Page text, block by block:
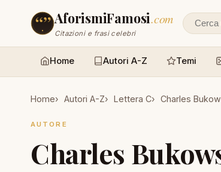
AforismiFamosi.com
Citazioni e frasi celebri
Home Autori A-Z Temi
Home Autori A-Z Lettera C Charles
AUTORE
Charles